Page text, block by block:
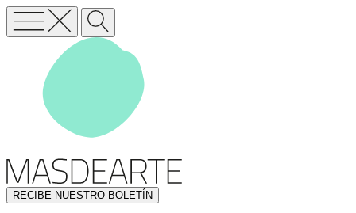
RECIBE NUESTRO BOLETÍN